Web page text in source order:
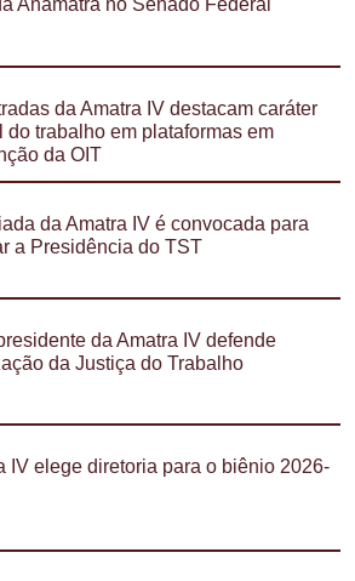
Anamatra no Senado Federal
da Amatra IV destacam caráter
do trabalho em plataformas em
da OIT
da Amatra IV é convocada para
a Presidência do TST
da Amatra IV defende
da Justiça do Trabalho
IV elege diretoria para o biênio 2026-